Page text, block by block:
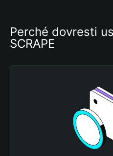
Perché dovresti
SCRAPE